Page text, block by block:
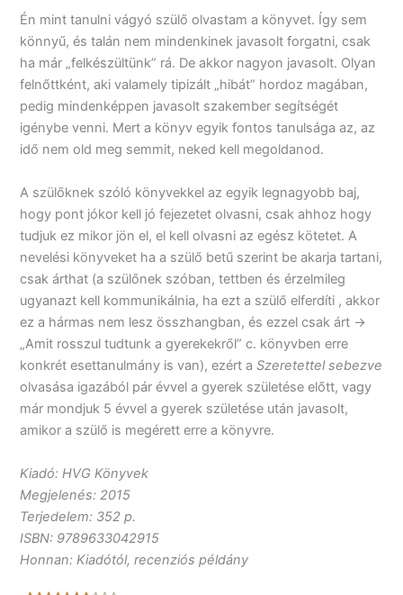
Én mint tanulni vágyó szülő olvastam a könyvet. Így sem
könnyű, és talán nem mindenkinek javasolt forgatni, csak
ha már „felkészültünk” rá. De akkor nagyon javasolt. Olyan
felnőttként, aki valamely tipizált „hibát” hordoz magában,
pedig mindenképpen javasolt szakember segítségét
igénybe venni. Mert a könyv egyik fontos tanulsága az, az
idő nem old meg semmit, neked kell megoldanod.
A szülőknek szóló könyvekkel az egyik legnagyobb baj,
hogy pont jókor kell jó fejezetet olvasni, csak ahhoz hogy
tudjuk ez mikor jön el, el kell olvasni az egész kötetet. A
nevelési könyveket ha a szülő betű szerint be akarja tartani,
csak árthat (a szülőnek szóban, tettben és érzelmileg
ugyanazt kell kommunikálnia, ha ezt a szülő elferdíti , akkor
ez a hármas nem lesz összhangban, és ezzel csak árt ->
„Amit rosszul tudtunk a gyerekekről” c. könyvben erre
konkrét esettanulmány is van), ezért aSzeretettel sebezve
olvasása igazából pár évvel a gyerek születése előtt, vagy
már mondjuk 5 évvel a gyerek születése után javasolt,
amikor a szülő is megérett erre a könyvre.
Kiadó: HVG Könyvek
Megjelenés: 2015
Terjedelem: 352 p.
ISBN: 9789633042915
Honnan: Kiadótól, recenziós példány